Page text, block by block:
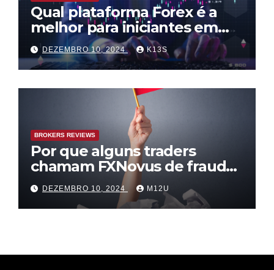
Qual plataforma Forex é a
melhor para iniciantes em
2025? FXNovus vs. outras
DEZEMBRO 10, 2024 K13S
BROKERS REVIEWS
Por que alguns traders
chamam FXNovus de fraude?
Desmistificando os mitos em
2025
DEZEMBRO 10, 2024 M12U